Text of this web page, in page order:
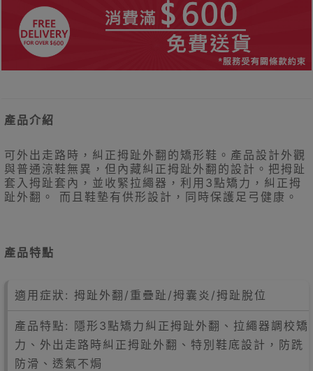
產品介紹
可外出走路時，糾正拇趾外翻的矯形鞋。產品設計外觀
與普通涼鞋無異，但內藏糾正拇趾外翻的設計。把拇趾
套入拇趾套內，並收緊拉繩器，利用3點矯力，糾正拇
趾外翻。 而且鞋墊有供形設計，同時保護足弓健康。
產品特點
適用症狀: 拇趾外翻/重疊趾/拇囊炎/拇趾脫位
產品特點: 隱形3點矯力糾正拇趾外翻、拉繩器調校矯
力、外出走路時糾正拇趾外翻、特別鞋底設計，防跣
防滑、透氣不焗